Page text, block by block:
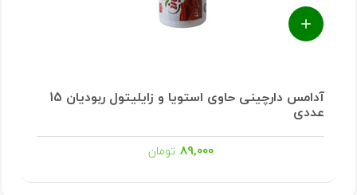
آدامس دارچینی حاوی استویا و زایلیتول ربودیان 15
عددی
89,000 تومان